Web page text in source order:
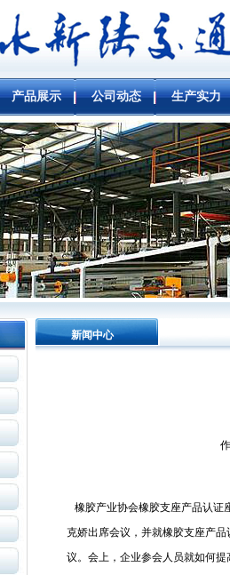
产品展示 公司动态 生产实力
新闻中心
橡胶产业协会橡胶支座产品认证
克娇出席会议，并就橡胶支座产
议。会上，企业参会人员就如何